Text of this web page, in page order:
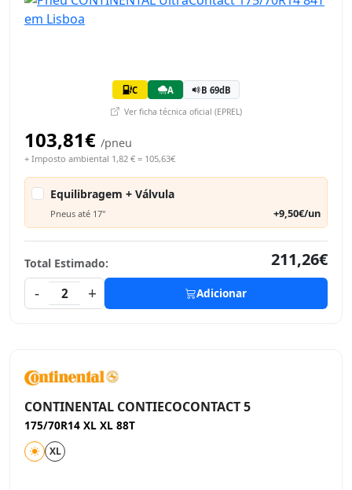
C A B 69dB
Ver ficha técnica oficial (EPREL)
103,81€ /pneu
+ Imposto ambiental 1,82 € = 105,63€
Equilibragem + Válvula
Pneus até 17" +9,50€/un
Total Estimado:
211,26€
-
2 + Adicionar
CONTINENTAL CONTIECOCONTACT 5
175/70R14 XL XL 88T
XL